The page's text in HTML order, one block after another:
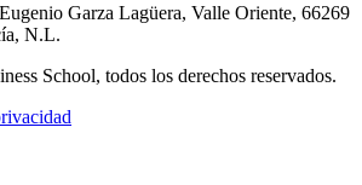
Garza Lagüera, Valle Oriente, 66269
N.L.
School, todos los derechos reservados.